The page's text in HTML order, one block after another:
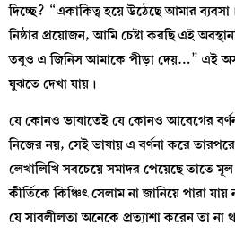
দিচ্ছে? “একাকিত্ব হয়ে উঠেছে আমার
নিষ্ঠার প্রয়োজন, আমি চেষ্টা করছি এই
তবুও এ জিনিস আমাকে পীড়া দেয়…” এই
যুঝতে দেখা যায়।
যে কোনও ভাষাতেই যে কোনও আবেগের
নিজের নয়, সেই ভাষায় এ বর্ণনা করে
লেখালিখি সবচেয়ে সমাদর পেয়েছে তাতে
কীর্তিকে কিঞ্চিৎ সেলাম না জানিয়ে পারা
যে সাবলীলতা অনেকে প্রত্যাশা করেন তা